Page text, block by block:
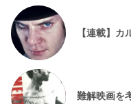
【連載】
難解映画を